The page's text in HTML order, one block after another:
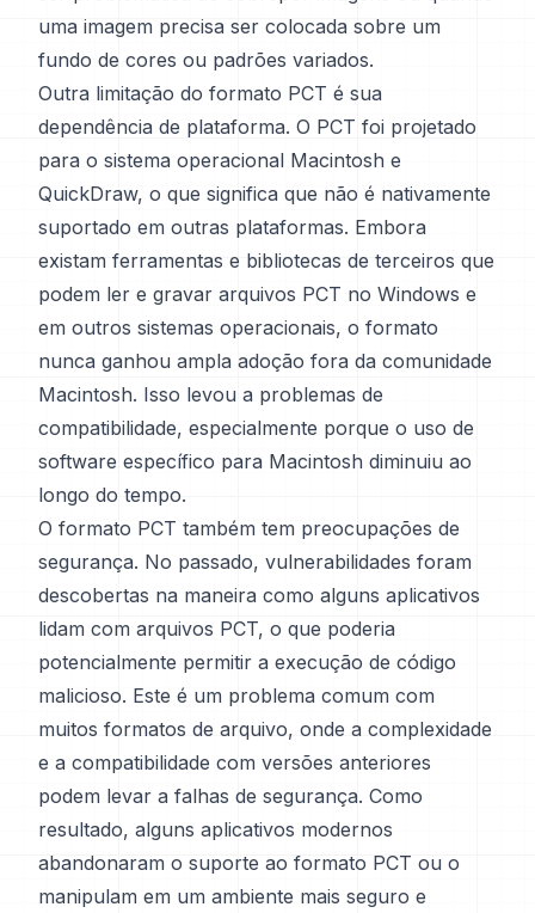
uma imagem precisa ser colocada sobre um
fundo de cores ou padrões variados.
Outra limitação do formato PCT é sua
dependência de plataforma. O PCT foi projetado
para o sistema operacional Macintosh e
QuickDraw, o que significa que não é nativamente
suportado em outras plataformas. Embora
existam ferramentas e bibliotecas de terceiros que
podem ler e gravar arquivos PCT no Windows e
em outros sistemas operacionais, o formato
nunca ganhou ampla adoção fora da comunidade
Macintosh. Isso levou a problemas de
compatibilidade, especialmente porque o uso de
software específico para Macintosh diminuiu ao
longo do tempo.
O formato PCT também tem preocupações de
segurança. No passado, vulnerabilidades foram
descobertas na maneira como alguns aplicativos
lidam com arquivos PCT, o que poderia
potencialmente permitir a execução de código
malicioso. Este é um problema comum com
muitos formatos de arquivo, onde a complexidade
e a compatibilidade com versões anteriores
podem levar a falhas de segurança. Como
resultado, alguns aplicativos modernos
abandonaram o suporte ao formato PCT ou o
manipulam em um ambiente mais seguro e